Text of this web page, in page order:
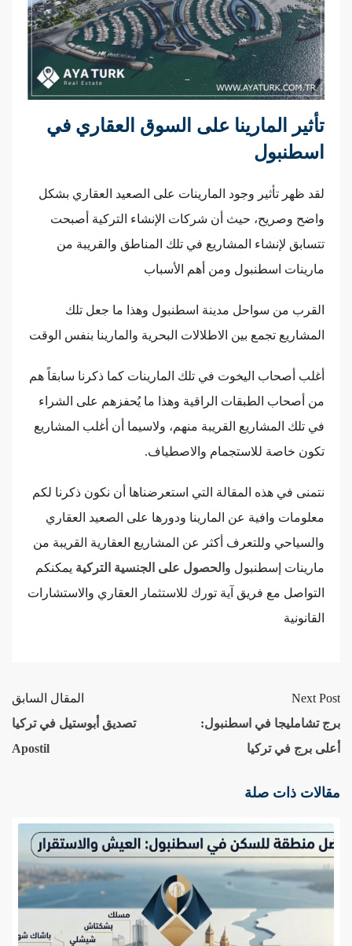
تأثير المارينا على السوق العقاري في
اسطنبول
لقد ظهر تأثير وجود المارينات على الصعيد العقاري بشكل
واضح وصريح، حيث أن شركات الإنشاء التركية أصبحت
تتسابق لإنشاء المشاريع في تلك المناطق والقريبة من
مارينات اسطنبول ومن أهم الأسباب
القرب من سواحل مدينة اسطنبول وهذا ما جعل تلك
المشاريع تجمع بين الاطلالات البحرية والمارينا بنفس الوقت
أغلب أصحاب اليخوت في تلك المارينات كما ذكرنا سابقاً هم
من أصحاب الطبقات الراقية وهذا ما يُحفزهم على الشراء
في تلك المشاريع القريبة منهم، ولاسيما أن أغلب المشاريع
تكون خاصة للاستجمام والاصطياف.
نتمنى في هذه المقالة التي استعرضناها أن نكون ذكرنا لكم
معلومات وافية عن المارينا ودورها على الصعيد العقاري
والسياحي وللتعرف أكثر عن المشاريع العقارية القريبة من
مارينات إسطنبول و الحصول على الجنسية التركية يمكنكم
التواصل مع فريق آية تورك للاستثمار العقاري والاستشارات
القانونية
المقال السابق
تصديق أبوستيل في تركيا
Apostil
Next Post
برج تشامليجا في اسطنبول:
أعلى برج في تركيا
مقالات ذات صلة